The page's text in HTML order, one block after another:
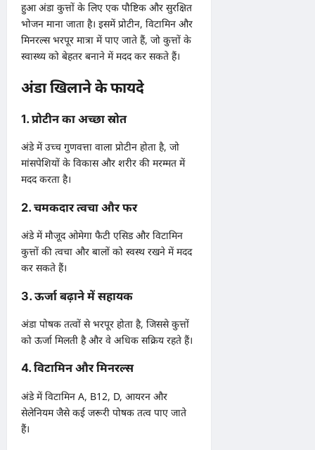
हुआ अंडा कुत्तों के लिए एक पौष्टिक और सुरक्षित
भोजन माना जाता है। इसमें प्रोटीन, विटामिन और
मिनरल्स भरपूर मात्रा में पाए जाते हैं, जो कुत्तों के
स्वास्थ्य को बेहतर बनाने में मदद कर सकते हैं।
अंडा खिलाने के फायदे
1. प्रोटीन का अच्छा स्रोत
अंडे में उच्च गुणवत्ता वाला प्रोटीन होता है, जो
मांसपेशियों के विकास और शरीर की मरम्मत में
मदद करता है।
2. चमकदार त्वचा और फर
अंडे में मौजूद ओमेगा फैटी एसिड और विटामिन
कुत्तों की त्वचा और बालों को स्वस्थ रखने में मदद
कर सकते हैं।
3. ऊर्जा बढ़ाने में सहायक
अंडा पोषक तत्वों से भरपूर होता है, जिससे कुत्तों
को ऊर्जा मिलती है और वे अधिक सक्रिय रहते हैं।
4. विटामिन और मिनरल्स
अंडे में विटामिन A, B12, D, आयरन और
सेलेनियम जैसे कई जरूरी पोषक तत्व पाए जाते
हैं।